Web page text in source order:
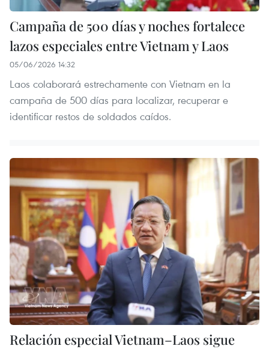
Campaña de 500 días y noches fortalece
lazos especiales entre Vietnam y Laos
05/06/2026 14:32
Laos colaborará estrechamente con Vietnam en la
campaña de 500 días para localizar, recuperar e
identificar restos de soldados caídos.
Relación especial Vietnam–Laos sigue